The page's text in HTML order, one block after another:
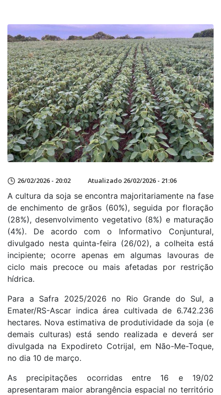
26/02/2026 - 20:02 Atualizado 26/02/2026 - 21:06
A cultura da soja se encontra majoritariamente na fase
de enchimento de grãos (60%), seguida por floração
(28%), desenvolvimento vegetativo (8%) e maturação
(4%). De acordo com o Informativo Conjuntural,
divulgado nesta quinta-feira (26/02), a colheita está
incipiente; ocorre apenas em algumas lavouras de
ciclo mais precoce ou mais afetadas por restrição
hídrica.
Para a Safra 2025/2026 no Rio Grande do Sul, a
Emater/RS-Ascar indica área cultivada de 6.742.236
hectares. Nova estimativa de produtividade da soja (e
demais culturas) está sendo realizada e deverá ser
divulgada na Expodireto Cotrijal, em Não-Me-Toque,
no dia 10 de março.
As precipitações ocorridas entre 16 e 19/02
apresentaram maior abrangência espacial no território